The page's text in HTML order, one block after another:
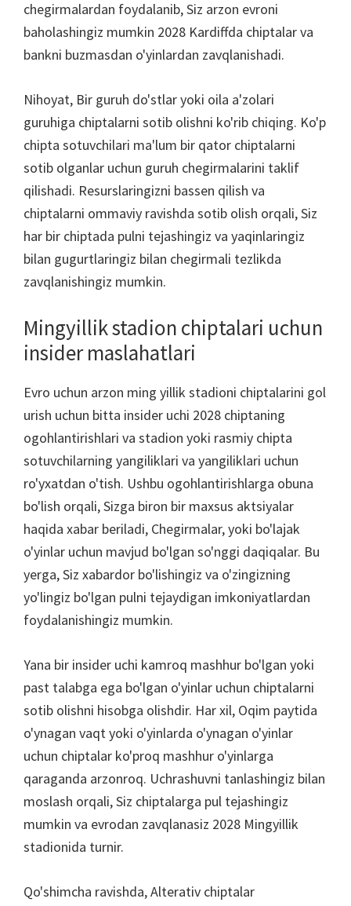
chegirmalardan foydalanib, Siz arzon evroni
baholashingiz mumkin 2028 Kardiffda chiptalar va
bankni buzmasdan o'yinlardan zavqlanishadi.
Nihoyat, Bir guruh do'stlar yoki oila a'zolari
guruhiga chiptalarni sotib olishni ko'rib chiqing. Ko'p
chipta sotuvchilari ma'lum bir qator chiptalarni
sotib olganlar uchun guruh chegirmalarini taklif
qilishadi. Resurslaringizni bassen qilish va
chiptalarni ommaviy ravishda sotib olish orqali, Siz
har bir chiptada pulni tejashingiz va yaqinlaringiz
bilan gugurtlaringiz bilan chegirmali tezlikda
zavqlanishingiz mumkin.
Mingyillik stadion chiptalari uchun
insider maslahatlari
Evro uchun arzon ming yillik stadioni chiptalarini gol
urish uchun bitta insider uchi 2028 chiptaning
ogohlantirishlari va stadion yoki rasmiy chipta
sotuvchilarning yangiliklari va yangiliklari uchun
ro'yxatdan o'tish. Ushbu ogohlantirishlarga obuna
bo'lish orqali, Sizga biron bir maxsus aktsiyalar
haqida xabar beriladi, Chegirmalar, yoki bo'lajak
o'yinlar uchun mavjud bo'lgan so'nggi daqiqalar. Bu
yerga, Siz xabardor bo'lishingiz va o'zingizning
yo'lingiz bo'lgan pulni tejaydigan imkoniyatlardan
foydalanishingiz mumkin.
Yana bir insider uchi kamroq mashhur bo'lgan yoki
past talabga ega bo'lgan o'yinlar uchun chiptalarni
sotib olishni hisobga olishdir. Har xil, Oqim paytida
o'ynagan vaqt yoki o'yinlarda o'ynagan o'yinlar
uchun chiptalar ko'proq mashhur o'yinlarga
qaraganda arzonroq. Uchrashuvni tanlashingiz bilan
moslash orqali, Siz chiptalarga pul tejashingiz
mumkin va evrodan zavqlanasiz 2028 Mingyillik
stadionida turnir.
Qo'shimcha ravishda, Alterativ chiptalar